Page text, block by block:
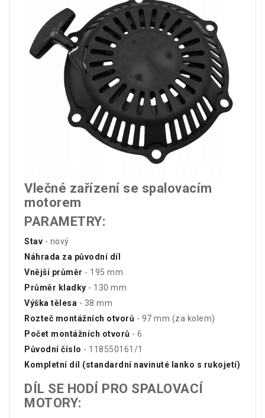
Vlečné zařízení se spalovacím
motorem
PARAMETRY:
Stav - nový
Náhrada za původní díl
Vnější průměr - 195 mm
Průměr kladky - 130 mm
Výška tělesa - 38 mm
Rozteč montážních otvorů - 97 mm (za kolem)
Počet montážních otvorů - 6
Původní číslo - 118550161/1
Kompletní díl (standardní navinuté lanko s rukojetí)
DÍL SE HODÍ PRO SPALOVACÍ
MOTORY: